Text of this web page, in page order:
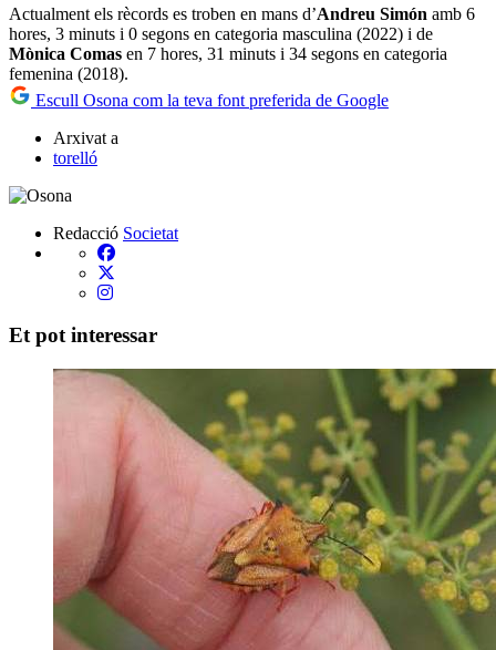
Actualment els rècords es troben en mans d’Andreu Simón amb 6
hores, 3 minuts i 0 segons en categoria masculina (2022) i de
Mònica Comas en 7 hores, 31 minuts i 34 segons en categoria
femenina (2018).
Escull Osona com la teva font preferida de Google
Arxivat a
torelló
Redacció Societat
Et pot interessar